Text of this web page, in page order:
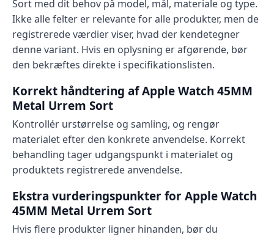
Sort med dit behov på model, mål, materiale og type.
Ikke alle felter er relevante for alle produkter, men de
registrerede værdier viser, hvad der kendetegner
denne variant. Hvis en oplysning er afgørende, bør
den bekræftes direkte i specifikationslisten.
Korrekt håndtering af Apple Watch 45MM
Metal Urrem Sort
Kontrollér urstørrelse og samling, og rengør
materialet efter den konkrete anvendelse. Korrekt
behandling tager udgangspunkt i materialet og
produktets registrerede anvendelse.
Ekstra vurderingspunkter for Apple Watch
45MM Metal Urrem Sort
Hvis flere produkter ligner hinanden, bør du